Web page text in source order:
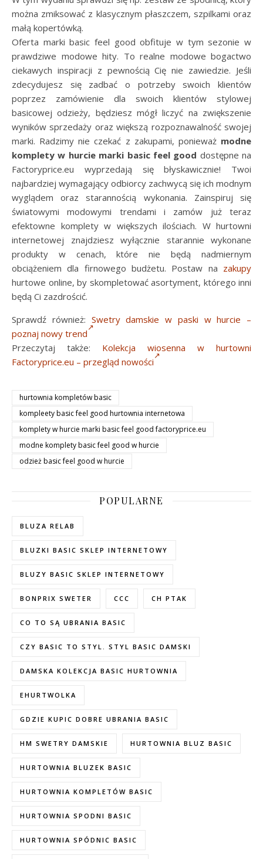
można zmiksować z klasycznym płaszczem, szpilkami oraz
małą kopertówką.
Oferta marki basic feel good obfituje w tym sezonie w
prawdziwe modowe hity. To realne modowe bogactwo
ciekawych inspiracji z pewnością Cię nie zawiedzie. Jeśli
zdecydujesz się zadbać o potrzeby swoich klientów
poprzez zamówienie dla swoich klientów stylowej
basicowej odzieży, będziesz mógł liczyć na zwiększenie
wyników sprzedaży oraz większą rozpoznawalność swojej
marki. Radzimy nie czekać z zakupami, ponieważ modne
komplety w hurcie marki basic feel good dostępne na
Factoryprice.eu wyprzedają się błyskawicznie! Twoi
najbardziej wymagający odbiorcy zachwycą się ich modnym
wyglądem oraz starannością wykonania. Zainspiruj się
światowymi modowymi trendami i zamów już teraz
efektowne komplety w większych ilościach. W hurtowni
internetowej znajdziesz wyłącznie starannie wykonane
produkty w cenach, które nie będą nadmiernym
obciążeniem dla firnowego budżetu. Postaw na zakupy
hurtowe online, by skompletować asortyment, którego inni
będą Ci zazdrościć.
Sprawdź również: Swetry damskie w paski w hurcie –
poznaj nowy trend
Przeczytaj także: Kolekcja wiosenna w hurtowni
Factoryprice.eu – przegląd nowości
hurtownia kompletów basic
kompleety basic feel good hurtownia internetowa
komplety w hurcie marki basic feel good factoryprice.eu
modne komplety basic feel good w hurcie
odzież basic feel good w hurcie
POPULARNE
BLUZA RELAB
BLUZKI BASIC SKLEP INTERNETOWY
BLUZY BASIC SKLEP INTERNETOWY
BONPRIX SWETER CCC CH PTAK
CO TO SĄ UBRANIA BASIC
CZY BASIC TO STYL. STYL BASIC DAMSKI
DAMSKA KOLEKCJA BASIC HURTOWNIA
EHURTWOLKA
GDZIE KUPIC DOBRE UBRANIA BASIC
HM SWETRY DAMSKIE HURTOWNIA BLUZ BASIC
HURTOWNIA BLUZEK BASIC
HURTOWNIA KOMPLETÓW BASIC
HURTOWNIA SPODNI BASIC
HURTOWNIA SPÓDNIC BASIC